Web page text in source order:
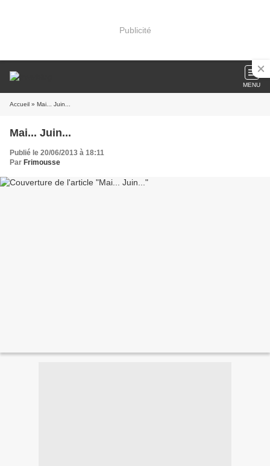
Publicité
MENU
Accueil » Mai... Juin...
Mai... Juin...
Publié le 20/06/2013 à 18:11
Par Frimousse